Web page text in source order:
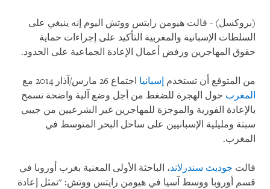
(بروكسل) - قالت هيومن رايتس ووتش اليوم إنه ينبغي على
السلطات الإسبانية والمغربية التأكيد على إجراءات حماية
حقوق المهاجرين ورفض أعمال الإعادة الجماعية على الحدود.
من المتوقع أن تستخدم إسبانيا اجتماع 26 مارس/آذار 2014 مع
المغرب حول الهجرة للضغط من أجل وضع آلية واضحة تسمح
بالإعادة الفورية والموجزة للمهاجرين غير الشرعيين من جيبي
سبتة ومليلية الإسبانيين على ساحل البحر المتوسط ​​في
المغرب.
قالت جوديث سندرلاند، الباحثة الأولى المعنية بغرب أوروبا في
قسم أوروبا ووسط آسيا في هيومن رايتس ووتش: "تمثل إعادة